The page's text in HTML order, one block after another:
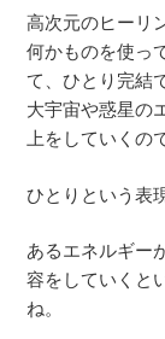
高次元のヒーリ
何かものを使っ
て、ひとり完結
大宇宙や惑星の
上をしていくの
ひとりという表
あるエネルギー
容をしていくと
ね。